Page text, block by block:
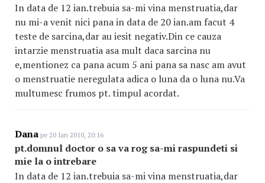
In data de 12 ian.trebuia sa-mi vina menstruatia,dar
nu mi-a venit nici pana in data de 20 ian.am facut 4
teste de sarcina,dar au iesit negativ.Din ce cauza
intarzie menstruatia asa mult daca sarcina nu
e,mentionez ca pana acum 5 ani pana sa nasc am avut
o menstruatie neregulata adica o luna da o luna nu.Va
multumesc frumos pt. timpul acordat.
Dana pe 20 Ian 2010, 20:16
pt.domnul doctor o sa va rog sa-mi raspundeti si
mie la o intrebare
In data de 12 ian.trebuia sa-mi vina menstruatia,dar